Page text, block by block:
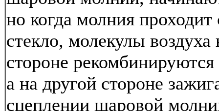
но когда молния проходит
стекло, молекулы воздуха
стороне рекомбинируются
а на другой стороне
сцеплении шаровой